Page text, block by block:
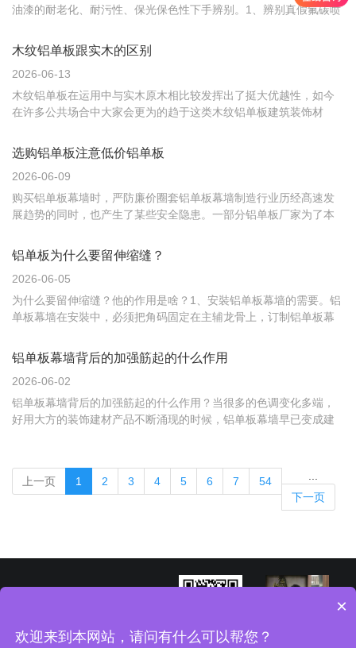
油漆的耐老化、耐污性、保光保色性下手辨别。1、辨别真假氟碳喷
涂特性来分辨真假的。2、还可以从油漆涂层中查询密集度是不是合
格和均匀。通常情况下，密度越大，表层硬度越高。3、还可以运用
水进...
木纹铝单板跟实木的区别
2026-06-13
木纹铝单板在运用中与实木原木相比较发挥出了挺大优越性，如今
在许多公共场合中大家会更为的趋于这类木纹铝单板建筑装饰材
单板的出现，令人彻底人眼辨别不出真伪。可是，针对实木板而言
因此所有着的图案十分的单一。第二、防火性区别我们都知道实木
所具备的防火...
选购铝单板注意低价铝单板
2026-06-09
购买铝单板幕墙时，严防廉价圈套铝单板幕墙制造行业历经髙速发
展趋势的同时，也产生了某些安全隐患。一部分铝单板厂家为了本
那样的廉价市场竞争造成了制造行业內部动荡不安，出現了某些问
题。销售市场上对铝单板幕墙商品的要求早已不可以很简单的只滞
留在“...
铝单板为什么要留伸缩缝？
2026-06-05
为什么要留伸缩缝？他的作用是啥？1、安裝铝单板幕墙的需要。铝
单板幕墙在安裝中，必须把角码固定在主辅龙骨上，订制铝单板幕
固定好并安裝坚固。,但安裝时风批的直径不会低于10mm，因此，
必须留条缝隙便于安裝。2. 防止炎热极寒时铝单板幕墙的热涨冷...
铝单板幕墙背后的加强筋起的什么作用
2026-06-02
铝单板幕墙背后的加强筋起的什么作用？当很多的色调变化多端，
好用大方的装饰建材产品不断涌现的时候，铝单板幕墙早已变成建
免会的疑惑，例如，一些顾客说铝密度和硬性是比不上钢材的，那
麼在做为幕...
上一页 1 2 3 4 5 6 7
54
下一页
×
欢迎来到本网站，请问有什么可以帮您？